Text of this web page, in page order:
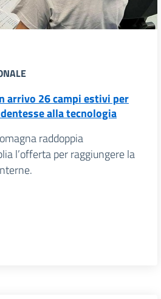
arrivo 26 campi estivi per
alla tecnologia
raddoppia
l’offerta per raggiungere la